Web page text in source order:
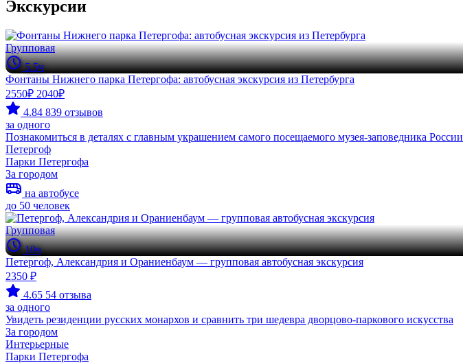
Экскурсии
Групповая
5.5ч
Фонтаны Нижнего парка Петергофа: автобусная экскурсия из Петербурга
2550₽ 2040₽
4.84 839 отзывов
за одного
Познакомиться в деталях с главным украшением самого посещаемого музея-заповедника России
Петергоф
Парки Петергофа
За городом
на автобусе
до 50 человек
Групповая
10ч
Петергоф, Александрия и Ораниенбаум — групповая автобусная экскурсия
2350 ₽
4.65 54 отзыва
за одного
Увидеть резиденции русских монархов и сравнить три шедевра дворцово-паркового искусства
За городом
Интерьерные
Парки Петергофа